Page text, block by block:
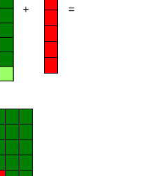
+ =